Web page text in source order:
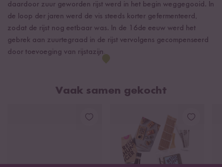
daardoor zuur geworden rijst werd in het begin weggegooid. In
de loop der jaren werd de vis steeds korter gefermenteerd,
zodat de rijst nog eetbaar was. In de 16de eeuw werd het
gebrek aan zuurtegraad in de rijst vervolgens gecompenseerd
door toevoeging van rijstazijn.
Vaak samen gekocht